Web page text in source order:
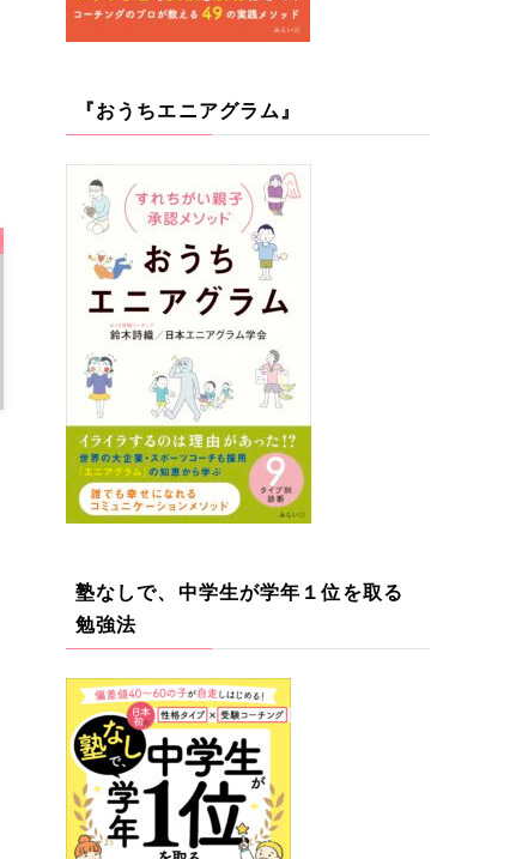
『おうちエニアグラム』
塾なしで、中学生が学年１位を取る
勉強法